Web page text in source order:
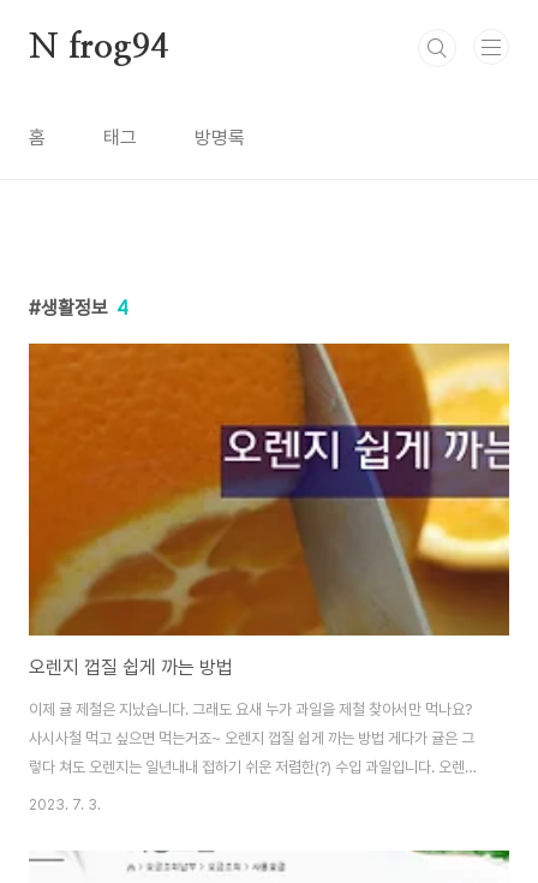
N frog94
홈 태그 방명록
생활정보 4
오렌지 껍질 쉽게 까는 방법
이제 귤 제철은 지났습니다. 그래도 요새 누가 과일을 제철 찾아서만 먹나요?
사시사철 먹고 싶으면 먹는거죠~ 오렌지 껍질 쉽게 까는 방법 게다가 귤은 그
렇다 쳐도 오렌지는 일년내내 접하기 쉬운 저렴한(?) 수입 과일입니다. 오렌지
껍질 쉽게 까는 방법에 대해서 설명 드릴게요. 그런데 오렌지나, 오렌지처럼 껍
을 쉽게 까는 방법은 오렌지 까는 법과 동일합니다. 그래서 오렌지 까는 법을 설
2023. 7. 3.